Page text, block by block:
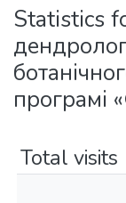
Collections
All of DSpace
Statistics
програмі
Total visits